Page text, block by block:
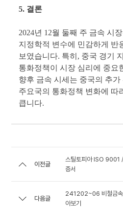
5. 결론
2024년 12월 둘째 주 금속 시
지정학적 변수에 민감하게 반
보였습니다. 특히, 중국 경기
통화정책이 시장 심리에 중요
향후 금속 시세는 중국의 추
주요국의 통화정책 변화에 따
큽니다.
이전글
스틸토피아 ISO
증서
다음글
241202~06 비철금속
아보기